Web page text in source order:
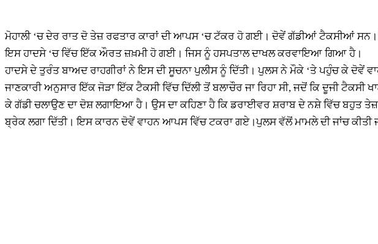
ਮੋਹਾਲੀ ‘ਚ ਦੇਰ ਰਾਤ ਦੋ ਤੇਜ਼ ਰਫਤਾਰ ਕਾਰਾਂ ਦੀ ਆਪਸ ‘ਚ ਟੱਕਰ ਹੋ ਗਈ। ਦੋਵੇਂ ਗੱਡੀਆਂ ਟੈਕਸੀਆਂ ਸਨ।
ਇਸ ਹਾਦਸੇ ‘ਚ ਵਿੱਚ ਇੱਕ ਔਰਤ ਜ਼ਖ਼ਮੀ ਹੋ ਗਈ। ਜਿਸ ਨੂੰ ਹਸਪਤਾਲ ਦਾਖਲ ਕਰਵਾਇਆ ਗਿਆ ਹੈ।
ਹਾਦਸੇ ਦੇ ਤੁਰੰਤ ਬਾਅਦ ਰਾਹਗੀਰਾਂ ਨੇ ਇਸ ਦੀ ਸੂਚਨਾ ਪੁਲੀਸ ਨੂੰ ਦਿੱਤੀ। ਪੁਲਸ ਨੇ ਮੌਕੇ ‘ਤੇ ਪਹੁੰਚ ਕੇ ਦੋਵੇਂ
ਜਾਣਕਾਰੀ ਅਨੁਸਾਰ ਇੱਕ ਜੋੜਾ ਇੱਕ ਟੈਕਸੀ ਵਿੱਚ ਦਿੱਲੀ ਤੋਂ ਬਲਾਚੌਰ ਜਾ ਰਿਹਾ ਸੀ, ਜਦੋਂ ਕਿ ਦੂਜੀ
ਕੇ ਗੱਡੀ ਚਲਾਉਣ ਦਾ ਦੋਸ਼ ਲਗਾਇਆ ਹੈ। ਉਸ ਦਾ ਕਹਿਣਾ ਹੈ ਕਿ ਡਰਾਈਵਰ ਸ਼ਰਾਬ ਦੇ ਨਸ਼ੇ ਵਿੱਚ ਬਹੁਤ
ਬ੍ਰੇਕ ਲਗਾ ਦਿੱਤੀ। ਇਸ ਕਾਰਨ ਦੋਵੇਂ ਵਾਹਨ ਆਪਸ ਵਿੱਚ ਟਕਰਾ ਗਏ।ਪੁਲਸ ਵੱਲੋਂ ਮਾਮਲੇ ਦੀ ਜਾਂਚ ਕੀਤੀ